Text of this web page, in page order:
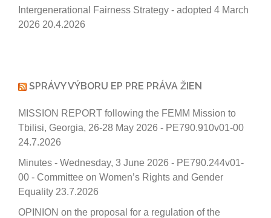
Intergenerational Fairness Strategy - adopted 4 March
2026 20.4.2026
SPRÁVY VÝBORU EP PRE PRÁVA ŽIEN
MISSION REPORT following the FEMM Mission to
Tbilisi, Georgia, 26-28 May 2026 - PE790.910v01-00
24.7.2026
Minutes - Wednesday, 3 June 2026 - PE790.244v01-
00 - Committee on Women’s Rights and Gender
Equality 23.7.2026
OPINION on the proposal for a regulation of the